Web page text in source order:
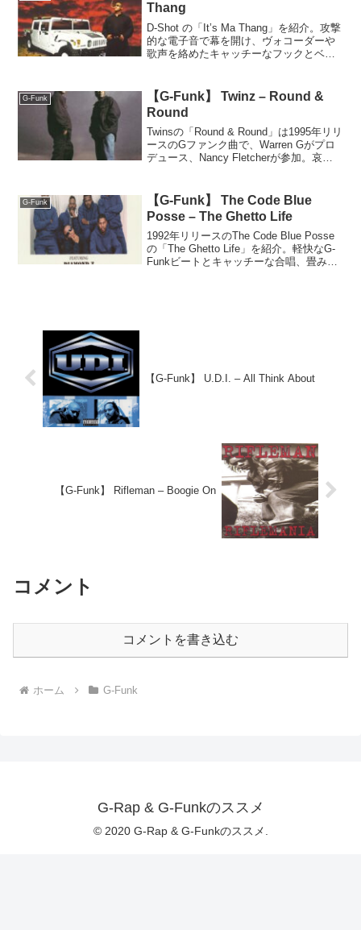
Thang
D‑Shot の「It’s Ma Thang」を紹介。攻撃
的な電子音で幕を開け、ヴォコーダーや
歌声を絡めたキャッチーなフックとベイ
G-Funk
【G-Funk】 Twinz – Round &
Round
Twinsの「Round & Round」は1995年リリ
ースのGファンク曲で、Warren Gがプロ
デュース、Nancy Fletcherが参加。哀愁
G-Funk
【G-Funk】 The Code Blue
Posse – The Ghetto Life
1992年リリースのThe Code Blue Posse
の「The Ghetto Life」を紹介。軽快なG-
Funkビートとキャッチーな合唱、畳み掛
【G-Funk】 U.D.I. – All Think About
【G-Funk】 Rifleman – Boogie On
コメント
コメントを書き込む
ホーム G-Funk
G-Rap & G-Funkのススメ
© 2020 G-Rap & G-Funkのススメ.